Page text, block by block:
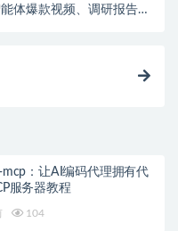
体爆款视频、调研报告与
mcp：让AI编码代理拥有代
服务器教程
104